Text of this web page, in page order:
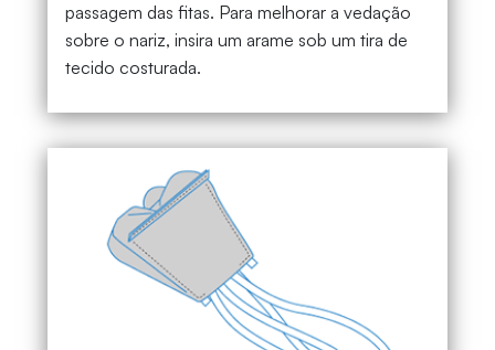
passagem das fitas. Para melhorar a vedação
sobre o nariz, insira um arame sob um tira de
tecido costurada.